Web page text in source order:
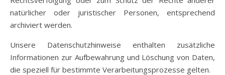
natürlicher oder juristischer Personen, entsprechend
archiviert werden.
Unsere Datenschutzhinweise enthalten zusätzliche
Informationen zur Aufbewahrung und Löschung von Daten,
die speziell für bestimmte Verarbeitungsprozesse gelten.